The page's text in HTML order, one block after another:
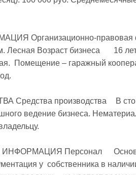
правовая форма	ООО Место
16 лет Информация о помещении	 Автосервис
Помещение – гаражный
В стоимость продажи входит всё необходимое
бизнеса. Нематериальные активы
Основной штат – 3 человека. Документы,